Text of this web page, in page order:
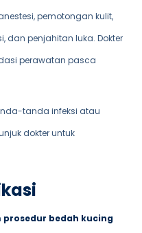
pemotongan kulit,
dan penjahitan luka. Dokter
perawatan pasca
tanda infeksi atau
dokter untuk
prosedur bedah kucing